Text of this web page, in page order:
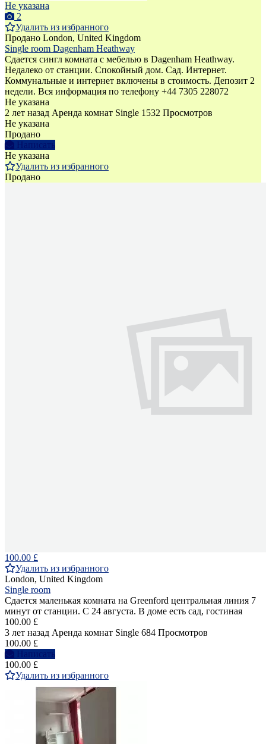
Не указана
2
Удалить из избранного
Продано London, United Kingdom
Single room Dagenham Heathway
Сдается сингл комната с мебелью в Dagenham Heathway.
Недалеко от станции. Спокойный дом. Сад. Интернет.
Коммунальные и интернет включены в стоимость. Депозит 2
недели. Bся информация по телефону +44 7305 228072
Не указана
2 лет назад Аренда комнат Single 1532 Просмотров
Не указана
Продано
Написать
Не указана
Удалить из избранного
Продано
100.00 £
Удалить из избранного
London, United Kingdom
Single room
Сдается маленькая комната на Greenford центральная линия 7
минут от станции. С 24 августа. В доме есть сад, гостиная
100.00 £
3 лет назад Аренда комнат Single 684 Просмотров
100.00 £
Написать
100.00 £
Удалить из избранного